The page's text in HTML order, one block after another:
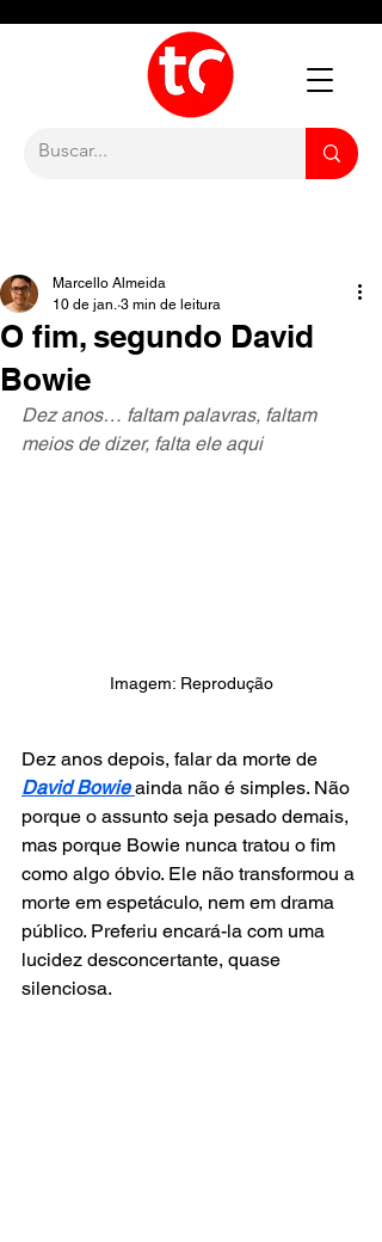
O fim, segundo David
Bowie
Marcello Almeida
10 de jan. 3 min de leitura
Dez anos… faltam palavras, faltam
meios de dizer, falta ele aqui
Imagem: Reprodução
Dez anos depois, falar da morte de
David Bowie ainda não é simples. Não
porque o assunto seja pesado demais,
mas porque Bowie nunca tratou o fim
como algo óbvio. Ele não transformou a
morte em espetáculo, nem em drama
público. Preferiu encará-la com uma
lucidez desconcertante, quase
silenciosa.